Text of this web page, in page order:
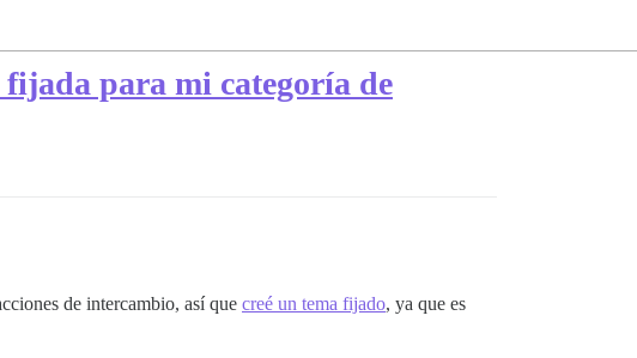
para mi categoría de
de intercambio, así que creé un tema fijado, ya que es